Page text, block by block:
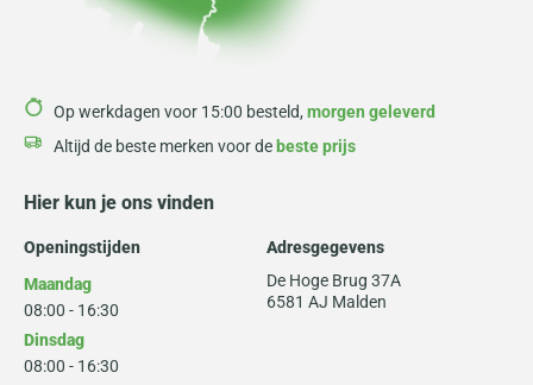
Op werkdagen voor 15:00 besteld, morgen geleverd
Altijd de beste merken voor de beste prijs
Hier kun je ons vinden
Openingstijden
Maandag
08:00 - 16:30
Dinsdag
08:00 - 16:30
Adresgegevens
De Hoge Brug 37A
6581 AJ Malden